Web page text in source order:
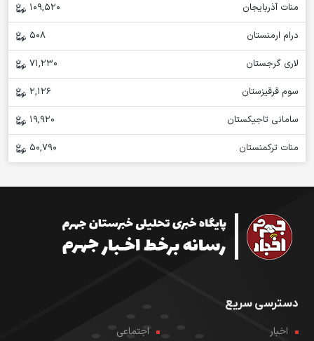
منات آذربایجان
109,520
درام ارمنستان
508
لاری گرجستان
71,230
سوم قرقیزستان
2,126
سامانی تاجیکستان
19,920
منات ترکمنستان
50,790
دسترسی سریع
اخبار اجتماعی